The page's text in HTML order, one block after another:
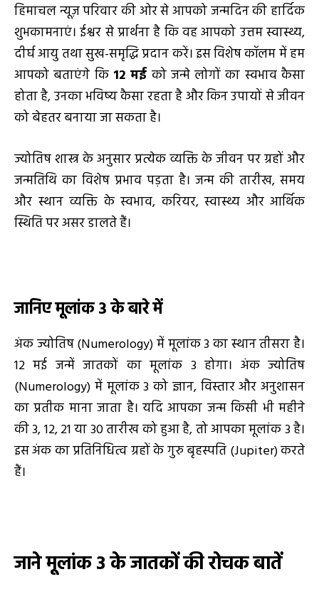
हिमाचल न्यूज़ परिवार की ओर से आपको जन्मदिन की हार्दिक
शुभकामनाएं। ईश्वर से प्रार्थना है कि वह आपको उत्तम स्वास्थ्य,
दीर्घ आयु तथा सुख-समृद्धि प्रदान करें। इस विशेष कॉलम में हम
आपको बताएंगे कि 12 मई को जन्मे लोगों का स्वभाव कैसा
होता है, उनका भविष्य कैसा रहता है और किन उपायों से जीवन
को बेहतर बनाया जा सकता है।
ज्योतिष शास्त्र के अनुसार प्रत्येक व्यक्ति के जीवन पर ग्रहों और
जन्मतिथि का विशेष प्रभाव पड़ता है। जन्म की तारीख, समय
और स्थान व्यक्ति के स्वभाव, करियर, स्वास्थ्य और आर्थिक
स्थिति पर असर डालते हैं।
जानिए मूलांक3के बारे में
अंक ज्योतिष (Numerology) में मूलांक 3 का स्थान तीसरा है।
12 मई जन्में जातकों का मूलांक 3 होगा। अंक ज्योतिष
(Numerology) में मूलांक 3 को ज्ञान, विस्तार और अनुशासन
का प्रतीक माना जाता है। यदि आपका जन्म किसी भी महीने
की 3, 12, 21 या 30 तारीख को हुआ है, तो आपका मूलांक 3 है।
इस अंक का प्रतिनिधित्व ग्रहों के गुरु बृहस्पति (Jupiter) करते
हैं।
जाने मूलांक3के जातकों की रोचक बातें